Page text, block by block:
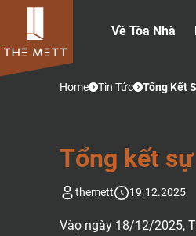
Về Tòa Nhà
Home Tin Tức Tổng Kết
TỔNG KẾT SỰ
themett 19.12.2025
Vào ngày 18/12/2025,